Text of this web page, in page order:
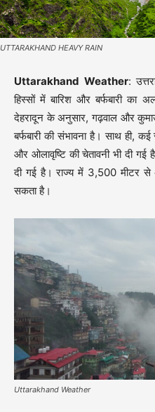
UTTARAKHAND HEAVY RAIN
Uttarakhand Weather:
हिस्सों में बारिश और बर्फबारी का
देहरादून के अनुसार, गढ़वाल और
बर्फबारी की संभावना है। साथ ही,
और ओलावृष्टि की चेतावनी भी दी
दी गई है। राज्य में 3,500 मीटर से
सकता है।
Uttarakhand Weather